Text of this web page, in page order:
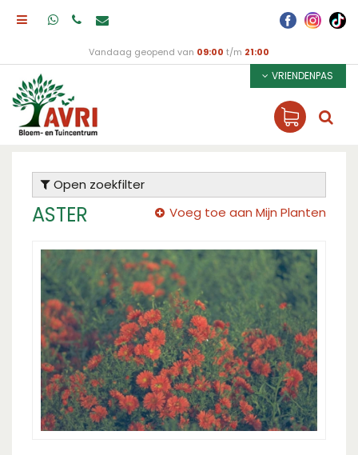
Vandaag geopend van 09:00 t/m 21:00
VRIENDENPAS
Open zoekfilter
ASTER Voeg toe aan Mijn Planten